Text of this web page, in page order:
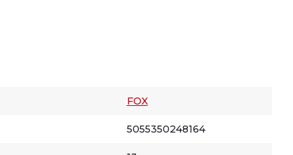
FOX
5055350248164